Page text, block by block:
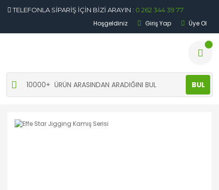
TELEFONLA SİPARİŞ İÇİN BİZİ ARAYIN : 0 262 344 39 77
Hoşgeldiniz Giriş Yap Üye Ol
BUL